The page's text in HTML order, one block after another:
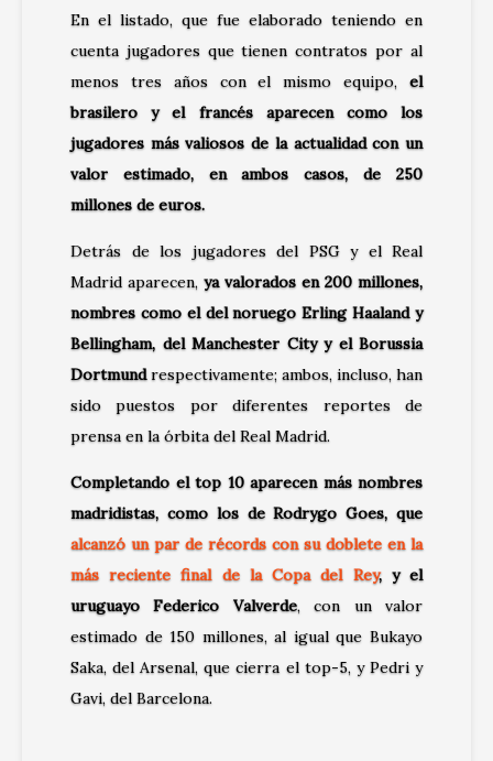
En el listado, que fue elaborado teniendo en
cuenta jugadores que tienen contratos por al
menos tres años con el mismo equipo, el
brasilero y el francés aparecen como los
jugadores más valiosos de la actualidad con un
valor estimado, en ambos casos, de 250
millones de euros.
Detrás de los jugadores del PSG y el Real
Madrid aparecen, ya valorados en 200 millones,
nombres como el del noruego Erling Haaland y
Bellingham, del Manchester City y el Borussia
Dortmundrespectivamente; ambos, incluso, han
sido puestos por diferentes reportes de
prensa en la órbita del Real Madrid.
Completando el top 10 aparecen más nombres
madridistas, como los de Rodrygo Goes, que
alcanzó un par de récords con su doblete en la
más reciente final de la Copa del Rey, y el
uruguayo Federico Valverde, con un valor
estimado de 150 millones, al igual que Bukayo
Saka, del Arsenal, que cierra el top-5, y Pedri y
Gavi, del Barcelona.